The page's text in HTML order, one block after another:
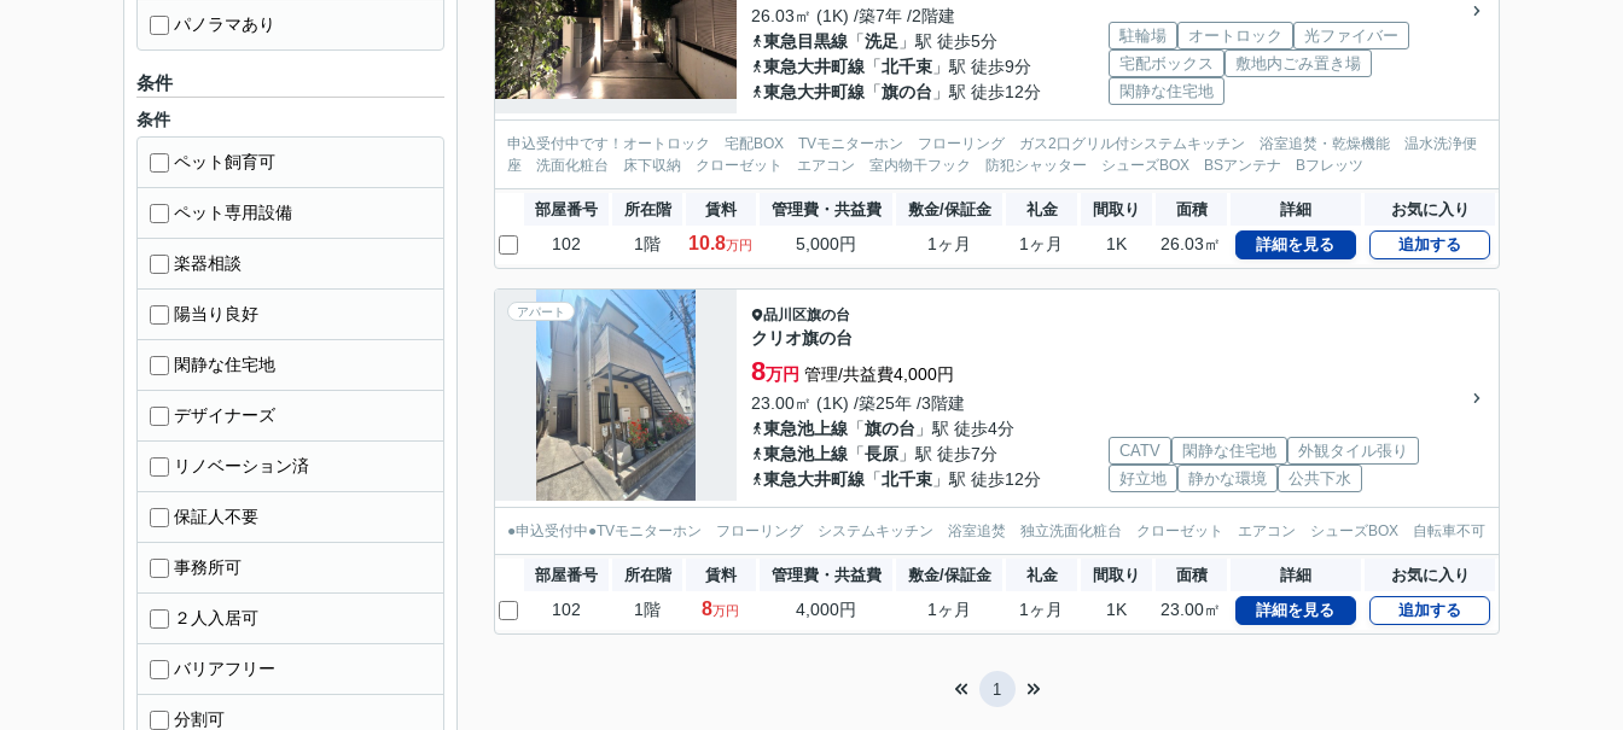
26.03㎡ (1K) /築7年 /2階建
東急目黒線 「洗足 」駅 徒歩5分
東急大井町線 「北千束 」駅 徒歩9分
東急大井町線 「旗の台 」駅 徒歩12分
駐輪場 オートロック
光ファイバー
宅配ボックス
敷地内ごみ置き場
閑静な住宅地
申込受付中です！オートロック 宅配BOX TVモニターホン フローリング ガス2口グリル付システムキッチン 浴室追焚・乾燥機能 温水洗浄便
座 洗面化粧台 床下収納 クローゼット エアコン 室内物干フック 防犯シャッター シューズBOX BSアンテナ Bフレッツ
部屋番号 所在階 賃料 管理費・共益費 敷金/保証金 礼金 間取り 面積 詳細 お気に入り
102 1階 10.8万円 5,000円 1ヶ月 1ヶ月 1K 26.03㎡ 詳細を見る 追加する
アパート 品川区旗の台
クリオ旗の台
8万円 管理/共益費4,000円
23.00㎡ (1K) /築25年 /3階建
東急池上線 「旗の台 」駅 徒歩4分
東急池上線 「長原 」駅 徒歩7分
東急大井町線 「北千束 」駅 徒歩12分
CATV 閑静な住宅地
外観タイル張り
好立地
静かな環境 公共下水
●申込受付中●TVモニターホン フローリング システムキッチン 浴室追焚 独立洗面化粧台 クローゼット エアコン シューズBOX 自転車不可
部屋番号 所在階 賃料 管理費・共益費 敷金/保証金 礼金 間取り 面積 詳細 お気に入り
102 1階 8万円 4,000円 1ヶ月 1ヶ月 1K 23.00㎡ 詳細を見る 追加する
1
パノラマあり
条件
条件
ペット飼育可
ペット専用設備
楽器相談
陽当り良好
閑静な住宅地
デザイナーズ
リノベーション済
保証人不要
事務所可
２人入居可
バリアフリー
分割可